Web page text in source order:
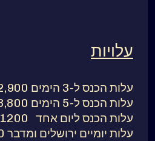
עלויות
עלות הכנס ל-3 הימים 2,900 ש"ח
עלות הכנס ל-5 הימים 3,800 ש"ח
עלות הכנס ליום אחד 1200 ש"ח
עלות יומיים ירושלים ומדבר 1400 ש"ח